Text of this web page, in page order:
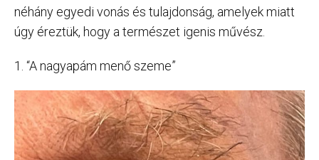
néhány egyedi vonás és tulajdonság, amelyek miatt
úgy éreztük, hogy a természet igenis művész.
1. “A nagyapám menő szeme”